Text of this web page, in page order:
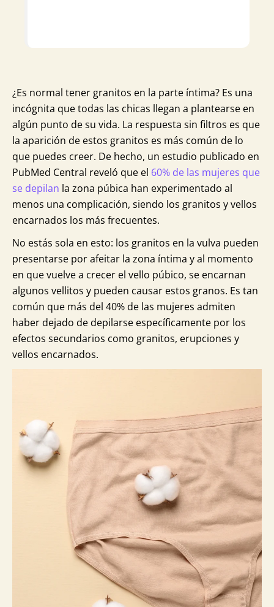
¿Es normal tener granitos en la parte íntima? Es una
incógnita que todas las chicas llegan a plantearse en
algún punto de su vida. La respuesta sin filtros es que
la aparición de estos granitos es más común de lo
que puedes creer. De hecho, un estudio publicado en
PubMed Central reveló que el 60% de las mujeres que
se depilan la zona púbica han experimentado al
menos una complicación, siendo los granitos y vellos
encarnados los más frecuentes.
No estás sola en esto: los granitos en la vulva pueden
presentarse por afeitar la zona íntima y al momento
en que vuelve a crecer el vello púbico, se encarnan
algunos vellitos y pueden causar estos granos. Es tan
común que más del 40% de las mujeres admiten
haber dejado de depilarse específicamente por los
efectos secundarios como granitos, erupciones y
vellos encarnados.